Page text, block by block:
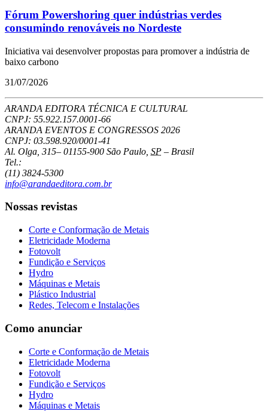
Fórum Powershoring quer indústrias verdes
consumindo renováveis no Nordeste
Iniciativa vai desenvolver propostas para promover a indústria de
baixo carbono
31/07/2026
ARANDA EDITORA TÉCNICA E CULTURAL
CNPJ: 55.922.157.0001-66
ARANDA EVENTOS E CONGRESSOS 2026
CNPJ: 03.598.920/0001-41
Al. Olga, 315– 01155-900 São Paulo SP – Brasil
Tel.:
(11) 3824-5300
info@arandaeditora.com.br
Nossas revistas
Corte e Conformação de Metais
Eletricidade Moderna
Fotovolt
Fundição e Serviços
Hydro
Máquinas e Metais
Plástico Industrial
Redes, Telecom e Instalações
Como anunciar
Corte e Conformação de Metais
Eletricidade Moderna
Fotovolt
Fundição e Serviços
Hydro
Máquinas e Metais